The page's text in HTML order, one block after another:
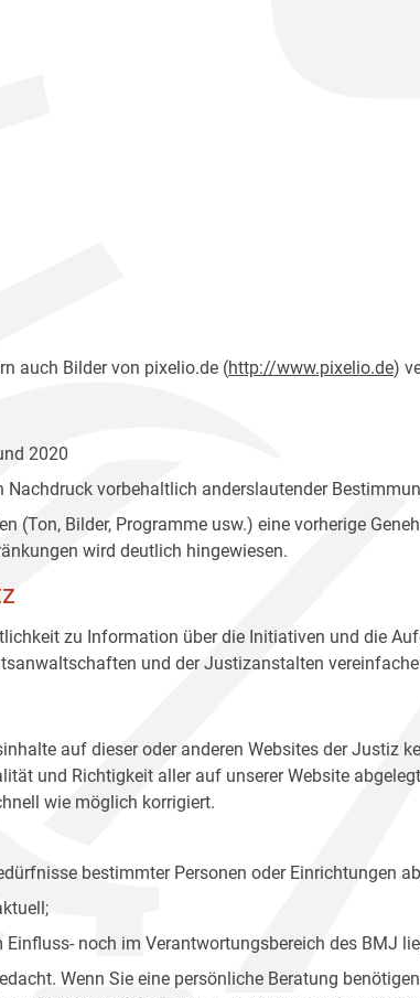
auch Bilder von pixelio.de (http://www.pixelio.de)
2020
vorbehaltlich anderslautender
(Ton, Bilder, Programme usw.) eine vorherige
wird deutlich hingewiesen.
zu Information über die Initiativen und die
und der Justizanstalten
auf dieser oder anderen Websites der Justiz
und Richtigkeit aller auf unserer Website
wie möglich korrigiert.
bestimmter Personen oder Einrichtungen
noch im Verantwortungsbereich des BMJ
Wenn Sie eine persönliche Beratung